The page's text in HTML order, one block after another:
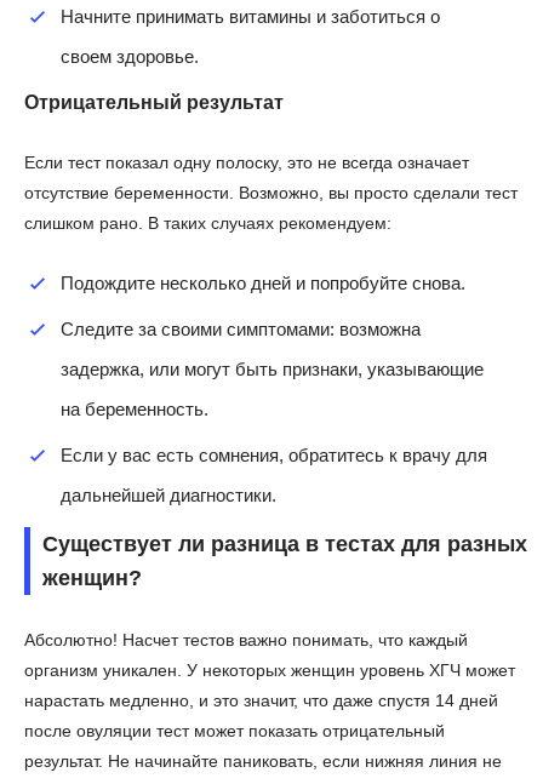
Начните принимать витамины и заботиться о
своем здоровье.
Отрицательный результат
Если тест показал одну полоску, это не всегда означает
отсутствие беременности. Возможно, вы просто сделали тест
слишком рано. В таких случаях рекомендуем:
Подождите несколько дней и попробуйте снова.
Следите за своими симптомами: возможна
задержка, или могут быть признаки, указывающие
на беременность.
Если у вас есть сомнения, обратитесь к врачу для
дальнейшей диагностики.
Существует ли разница в тестах для разных
женщин?
Абсолютно! Насчет тестов важно понимать, что каждый
организм уникален. У некоторых женщин уровень ХГЧ может
нарастать медленно, и это значит, что даже спустя 14 дней
после овуляции тест может показать отрицательный
результат. Не начинайте паниковать, если нижняя линия не